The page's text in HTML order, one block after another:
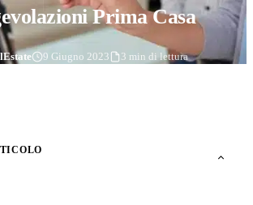
Prima Casa
9 Giugno 2023 3 min di lettura